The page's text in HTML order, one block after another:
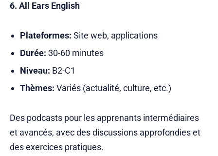
6. All Ears English
Plateformes: Site web, applications
Durée: 30-60 minutes
Niveau: B2-C1
Thèmes: Variés (actualité, culture, etc.)
Des podcasts pour les apprenants intermédiaires
et avancés, avec des discussions approfondies et
des exercices pratiques.